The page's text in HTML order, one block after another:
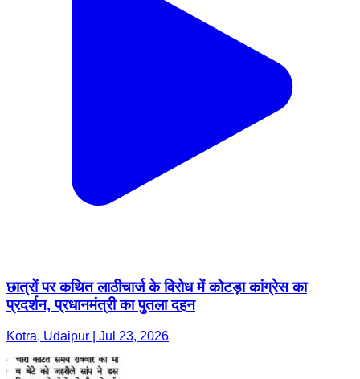
छात्रों पर कथित लाठीचार्ज के विरोध में कोटड़ा कांग्रेस का
प्रदर्शन, प्रधानमंत्री का पुतला दहन
Kotra, Udaipur | Jul 23, 2026